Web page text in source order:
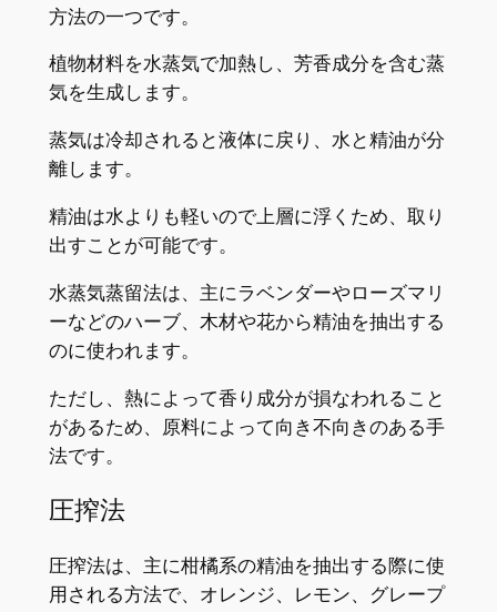
方法の一つです。
植物材料を水蒸気で加熱し、芳香成分を含む蒸
気を生成します。
蒸気は冷却されると液体に戻り、水と精油が分
離します。
精油は水よりも軽いので上層に浮くため、取り
出すことが可能です。
水蒸気蒸留法は、主にラベンダーやローズマリ
ーなどのハーブ、木材や花から精油を抽出する
のに使われます。
ただし、熱によって香り成分が損なわれること
があるため、原料によって向き不向きのある手
法です。
圧搾法
圧搾法は、主に柑橘系の精油を抽出する際に使
用される方法で、オレンジ、レモン、グレープ